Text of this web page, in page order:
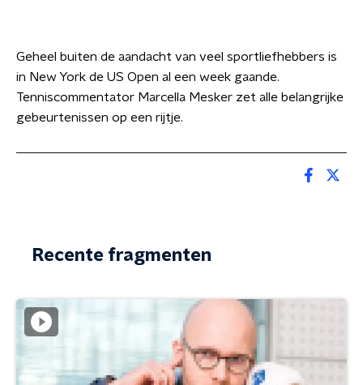
Geheel buiten de aandacht van veel sportliefhebbers is
in New York de US Open al een week gaande.
Tenniscommentator Marcella Mesker zet alle belangrijke
gebeurtenissen op een rijtje.
Recente fragmenten